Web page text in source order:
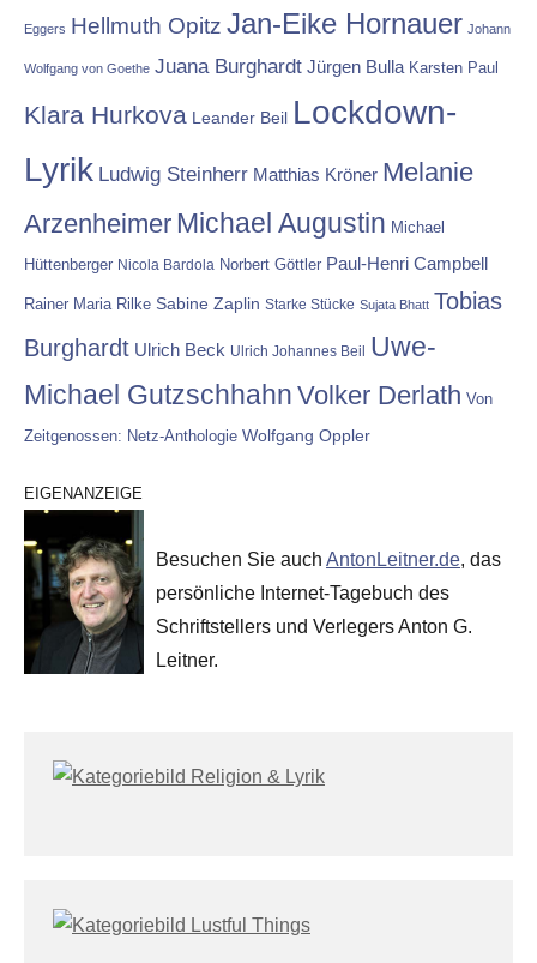
Eggers Hellmuth Opitz Jan-Eike Hornauer Johann
Wolfgang von Goethe Juana Burghardt Jürgen Bulla Karsten Paul
Klara Hurkova Leander Beil Lockdown-
Lyrik Ludwig Steinherr Matthias Kröner Melanie
Arzenheimer Michael Augustin Michael
Hüttenberger Nicola Bardola Norbert Göttler Paul-Henri Campbell
Rainer Maria Rilke Sabine Zaplin Starke Stücke Sujata Bhatt Tobias
Burghardt Ulrich Beck Ulrich Johannes Beil
Uwe-
Michael Gutzschhahn Volker Derlath Von
Zeitgenossen: Netz-Anthologie Wolfgang Oppler
EIGENANZEIGE
Besuchen Sie auch AntonLeitner.de, das
persönliche Internet-Tagebuch des
Schriftstellers und Verlegers Anton G.
Leitner.